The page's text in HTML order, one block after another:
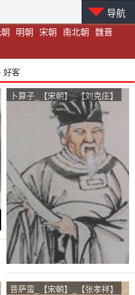
明朝 宋朝 南北朝
魏晋
导航
好客
卜算子_【宋朝】_【刘克庄】
菩萨蛮_【宋朝】_【张孝祥】